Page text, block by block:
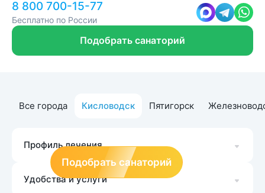
8 800 700-15-77
Бесплатно по России
Подобрать санаторий
Все города Кисловодск Пятигорск
Профиль лечения
Удобства и услуги
Подобрать санаторий